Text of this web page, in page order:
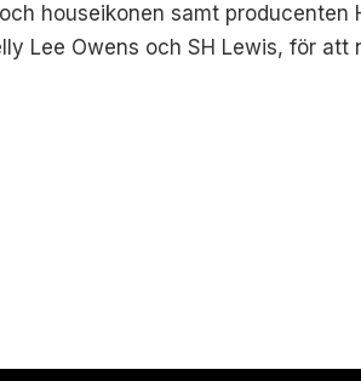
houseikonen samt producenten
Lee Owens och SH Lewis, för att